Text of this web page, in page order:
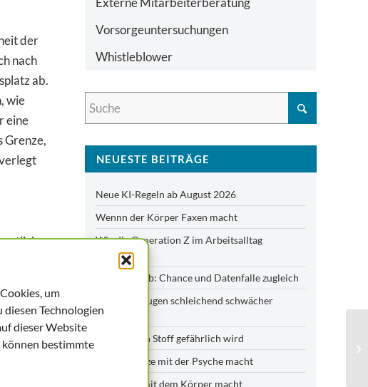
um
Technologien
dieser Website
bestimmte
der
nach
ab.
wie
eine
Grenze,
Vorsorgeuntersuchungen
Whistleblower
NEUESTE BEITRÄGE
Neue KI-Regeln ab August 2026
Wennn der Körper Faxen macht
Wie die Generation Z im Arbeitsalltag
klarkommt
KI im Betrieb: Chance und Datenfalle zugleich
Wenn die Augen schleichend schwächer
werden
Ab wann ein Stoff gefährlich wird
Was die Hitze mit der Psyche macht
Was Hitze mit dem Körper macht